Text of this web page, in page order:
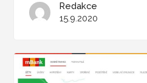
Redakce
15.9.2020